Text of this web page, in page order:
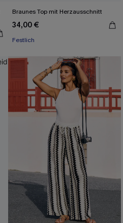
Braunes Top mit Herzausschnitt
34,00 €
Festlich